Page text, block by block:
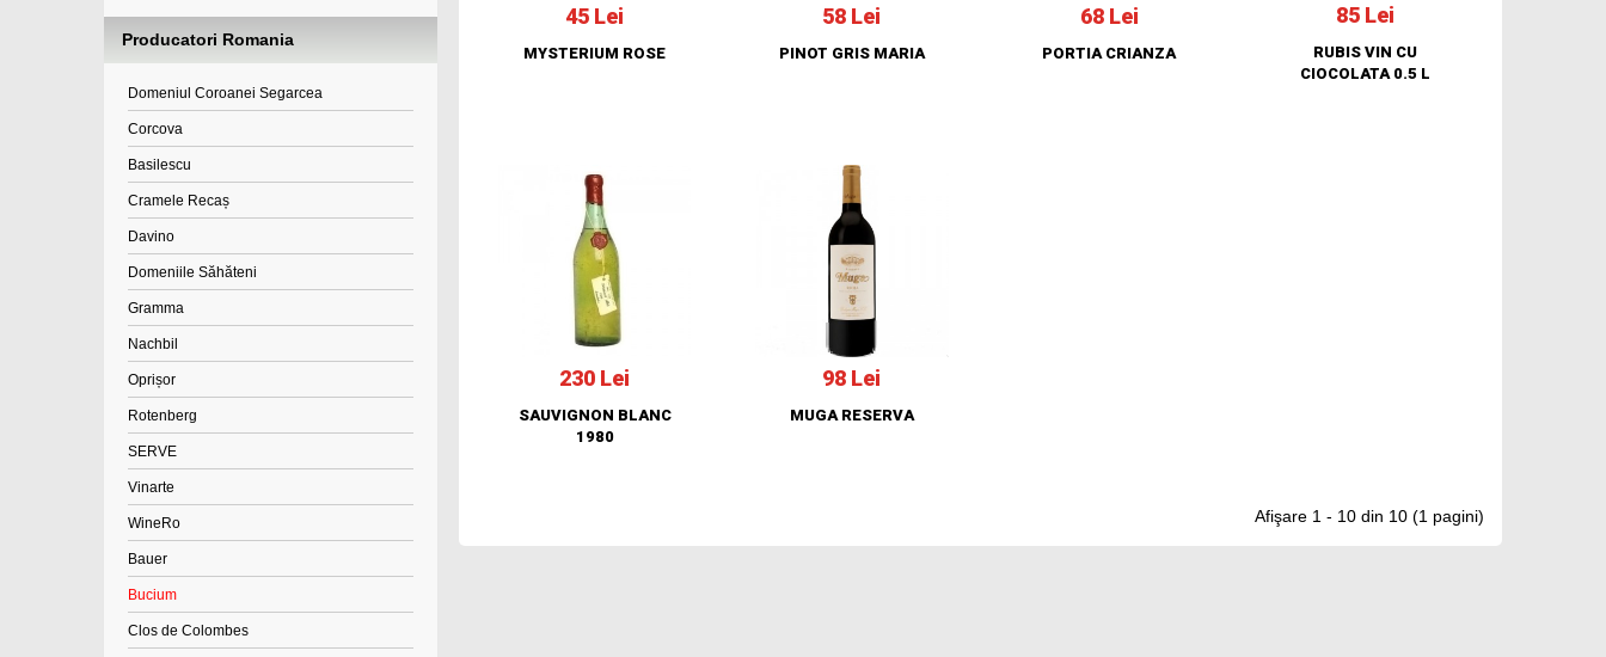
Producatori Romania
Domeniul Coroanei Segarcea
Corcova
Basilescu
Cramele Recaș
Davino
Domeniile Săhăteni
Gramma
Nachbil
Oprișor
Rotenberg
SERVE
Vinarte
WineRo
Bauer
Bucium
Clos de Colombes
45 Lei
MYSTERIUM ROSE
58 Lei
PINOT GRIS MARIA
68 Lei
PORTIA CRIANZA
85 Lei
RUBIS VIN CU
CIOCOLATA 0.5 L
230 Lei
SAUVIGNON BLANC
1980
98 Lei
MUGA RESERVA
Afişare 1 - 10 din 10 (1 pagini)